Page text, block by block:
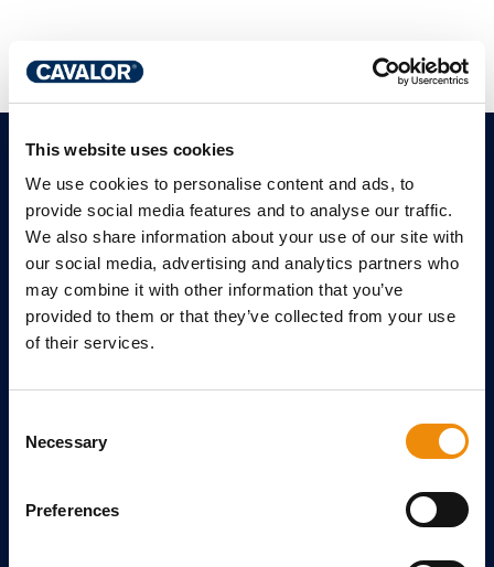
This website uses cookies
We use cookies to personalise content and ads, to
provide social media features and to analyse our traffic.
We also share information about your use of our site with
our social media, advertising and analytics partners who
may combine it with other information that you’ve
provided to them or that they’ve collected from your use
of their services.
Selection
Necessary
Preferences
WIĘCEJ CAVALOR
Bezpłatna porada online
Kalkulator wagi
Nasze produkty
Zostaw recenzje
Referencje
PLIKI TEMATYCZNE